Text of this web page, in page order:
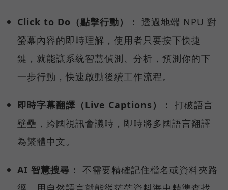
Click to Do（點擊行動）： 透過地端 NPU 對
螢幕內容的即時理解，使用者只要按下快捷
鍵，就能讓系統智慧偵測、分析，預測你的下
一步行動，快速啟動後續工作流程。
即時字幕翻譯（Live Captions）： 打破語言
壁壘，跨國視訊會議時，即時將多國語言翻譯
為繁體中文。
AI 智慧搜尋： 不需要精確記住檔名或資料夾路